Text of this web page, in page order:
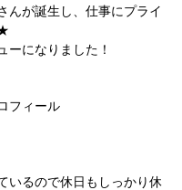
んが誕生し、仕事にプライ
ーになりました！
フィール
いるので休日もしっかり休